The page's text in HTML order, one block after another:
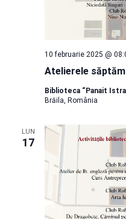
Atelierele
10 februarie 2025 @
Biblioteca “Panait
Brăila, România
LUN
17